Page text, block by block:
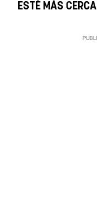
ESTÉ MÁS CERCA